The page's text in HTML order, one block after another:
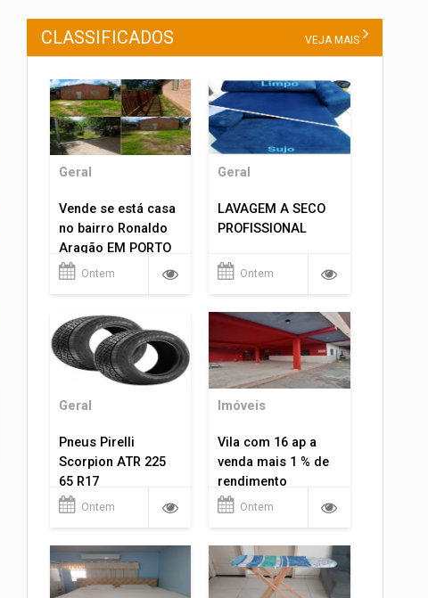
CLASSIFICADOS VEJA MAIS
Geral
Vende se está casa
no bairro Ronaldo
Aragão EM PORTO
VELHO RO.
Ontem
Geral
LAVAGEM A SECO
PROFISSIONAL
Ontem
Geral
Pneus Pirelli
Scorpion ATR 225
65 R17
Ontem
Imóveis
Vila com 16 ap a
venda mais 1 % de
rendimento
Ontem